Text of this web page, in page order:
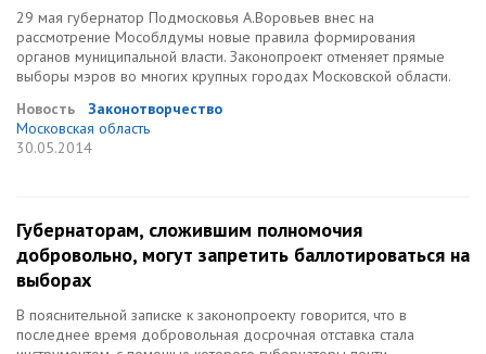
29 мая губернатор Подмосковья А.Воровьев внес на
рассмотрение Мособлдумы новые правила формирования
органов муниципальной власти. Законопроект отменяет прямые
выборы мэров во многих крупных городах Московской области.
Новость
Законотворчество
Московская область
30.05.2014
Губернаторам, сложившим полномочия
добровольно, могут запретить баллотироваться на
выборах
В пояснительной записке к законопроекту говорится, что в
последнее время добровольная досрочная отставка стала